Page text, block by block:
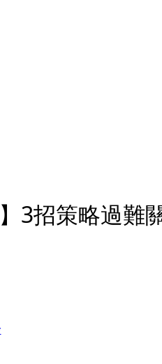
】3招策略過